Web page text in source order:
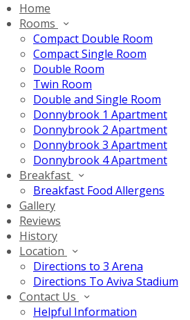
Home
Rooms
Compact Double Room
Compact Single Room
Double Room
Twin Room
Double and Single Room
Donnybrook 1 Apartment
Donnybrook 2 Apartment
Donnybrook 3 Apartment
Donnybrook 4 Apartment
Breakfast
Breakfast Food Allergens
Gallery
Reviews
History
Location
Directions to 3 Arena
Directions To Aviva Stadium
Contact Us
Helpful Information